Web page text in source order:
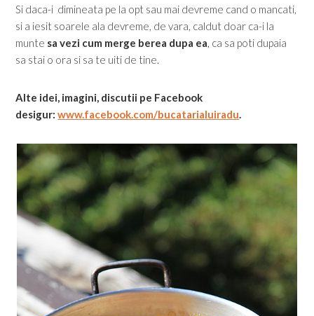
Si daca-i dimineata pe la opt sau mai devreme cand o mancati,
si a iesit soarele ala devreme, de vara, caldut doar ca-i la
munte sa vezi cum merge berea dupa ea , ca sa poti dupaia
sa stai o ora si sa te uiti de tine.
Alte idei, imagini, discutii pe Facebook
desigur:www.facebook.com/bucatarialuiradu